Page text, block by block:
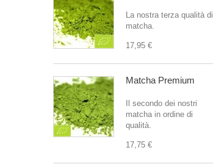
La nostra terza qualità di
matcha.
17,95 €
Matcha Premium
Il secondo dei nostri
matcha in ordine di
qualità.
17,75 €